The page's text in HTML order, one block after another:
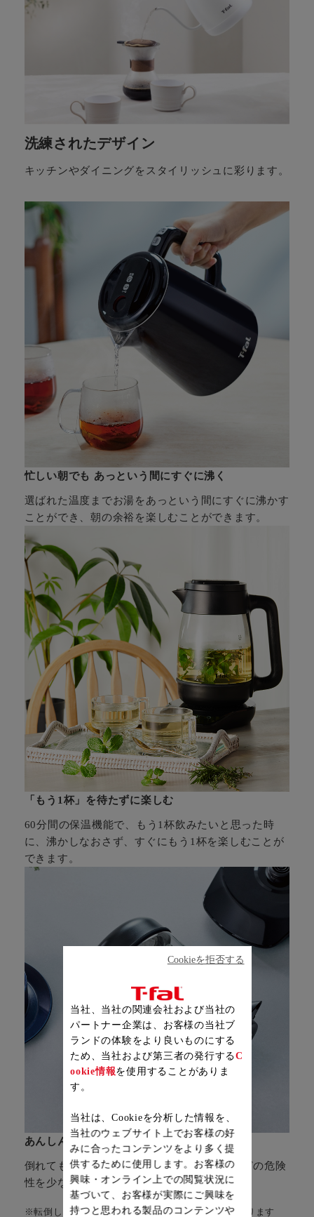
洗練されたデザイン
キッチンやダイニングをスタイリッシュに彩ります。
忙しい朝でも あっという間にすぐに沸く
選ばれた温度までお湯をあっという間にすぐに沸かす
ことができ、朝の余裕を楽しむことができます。
「もう1杯」を待たずに楽しむ
60分間の保温機能で、もう1杯飲みたいと思った時
に、沸かしなおさず、すぐにもう1杯を楽しむことが
できます。
あんしんして使える
倒れてもこぼれにくい構造 ※によりやけどなどの危険
性を少なくします。
※転倒してもお湯がこぼれ出にくい構造となっております
当社、当社の関連会社および当社の
パートナー企業は、お客様の当社ブ
ランドの体験をより良いものにする
ため、当社および第三者の発行するC
ookie情報を使用することがありま
す。
当社は、Cookieを分析した情報を、
当社のウェブサイト上でお客様の好
みに合ったコンテンツをより多く提
供するために使用します。お客様の
興味・オンライン上での閲覧状況に
基づいて、お客様が実際にご興味を
持つと思われる製品のコンテンツや
Cookieを拒否する